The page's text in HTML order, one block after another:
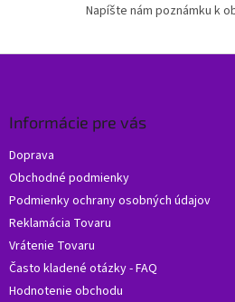
v
p
Napíšte nám poznámku k
Informácie pre vás
Doprava
Obchodné podmienky
Podmienky ochrany osobných údajov
Reklamácia Tovaru
Vrátenie Tovaru
Často kladené otázky - FAQ
Hodnotenie obchodu